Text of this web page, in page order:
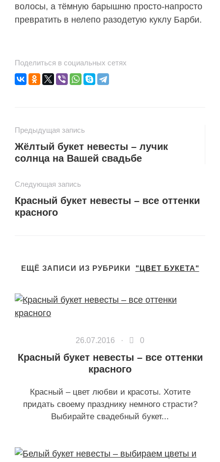
волосы, а тёмную барышню просто-напросто
превратить в нелепо разодетую куклу Барби.
Поделиться в социальных сетях
Предыдущая запись
Жёлтый букет невесты – лучик
солнца на Вашей свадьбе
Следующая запись
Красный букет невесты – все оттенки
красного
ЕЩЁ ЗАПИСИ ИЗ РУБРИКИ "ЦВЕТ БУКЕТА"
26.07.2016 · 0
Красный букет невесты – все оттенки
красного
Красный – цвет любви и красоты. Хотите
придать своему празднику немного страсти?
Выбирайте свадебный букет...